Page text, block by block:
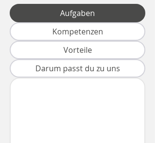
Aufgaben
Kompetenzen
Vorteile
Darum passt du zu uns